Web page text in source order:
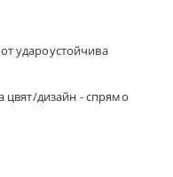
удароустойчива
цвят/дизайн - спрямо